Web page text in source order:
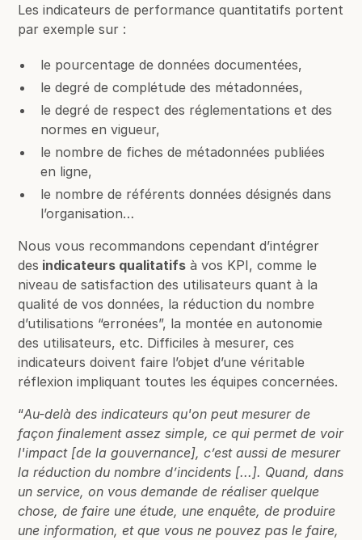
Les indicateurs de performance quantitatifs portent
par exemple sur :
le pourcentage de données documentées,
le degré de complétude des métadonnées,
le degré de respect des réglementations et des
normes en vigueur,
le nombre de fiches de métadonnées publiées
en ligne,
le nombre de référents données désignés dans
l’organisation…
Nous vous recommandons cependant d’intégrer
des indicateurs qualitatifs à vos KPI, comme le
niveau de satisfaction des utilisateurs quant à la
qualité de vos données, la réduction du nombre
d’utilisations “erronées”, la montée en autonomie
des utilisateurs, etc. Difficiles à mesurer, ces
indicateurs doivent faire l’objet d’une véritable
réflexion impliquant toutes les équipes concernées.
“Au-delà des indicateurs qu'on peut mesurer de
façon finalement assez simple, ce qui permet de voir
l'impact [de la gouvernance], c’est aussi de mesurer
la réduction du nombre d’incidents [...]. Quand, dans
un service, on vous demande de réaliser quelque
chose, de faire une étude, une enquête, de produire
une information, et que vous ne pouvez pas le faire,